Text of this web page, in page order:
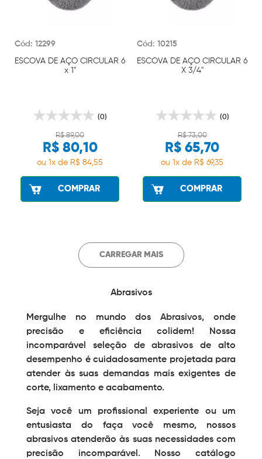
Cód: 12299
ESCOVA DE AÇO CIRCULAR 6
x 1"
(0)
R$ 89,00
R$ 80,10
ou 1x de R$ 84,55
COMPRAR
Cód: 10215
ESCOVA DE AÇO CIRCULAR 6
X 3/4"
(0)
R$ 73,00
R$ 65,70
ou 1x de R$ 69,35
COMPRAR
CARREGAR MAIS
Abrasivos
Mergulhe no mundo dosAbrasivos, onde
precisão e eficiência colidem! Nossa
incomparável seleção deabrasivos de alto
desempenho é cuidadosamente projetada para
atender às suas demandas mais exigentes de
corte, lixamento e acabamento.
Seja você um profissional experiente ou um
entusiasta do faça você mesmo, nossos
abrasivos atenderão às suas necessidades com
precisão incomparável. Nosso catálogo